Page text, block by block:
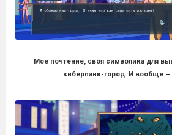
Мое почтение, своя символика для
киберпанк-город. И вообще –